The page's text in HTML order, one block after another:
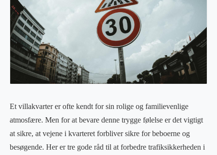
Et villakvarter er ofte kendt for sin rolige og familievenlige
atmosfære. Men for at bevare denne trygge følelse er det vigtigt
at sikre, at vejene i kvarteret forbliver sikre for beboerne og
besøgende. Her er tre gode råd til at forbedre trafiksikkerheden i